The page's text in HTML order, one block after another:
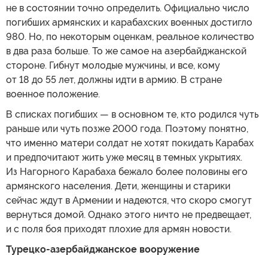
не в состоянии точно определить. Официально число
погибших армянских и карабахских военных достигло
980. Но, по некоторым оценкам, реальное количество
в два раза больше. То же самое на азербайджанской
стороне. Гибнут молодые мужчины, и все, кому
от 18 до 55 лет, должны идти в армию. В стране
военное положение.
В списках погибших — в основном те, кто родился чуть
раньше или чуть позже 2000 года. Поэтому понятно,
что именно матери солдат не хотят покидать Карабах
и предпочитают жить уже месяц в темных укрытиях.
Из Нагорного Карабаха бежало более половины его
армянского населения. Дети, женщины и старики
сейчас ждут в Армении и надеются, что скоро смогут
вернуться домой. Однако этого ничто не предвещает,
и с поля боя приходят плохие для армян новости.
Турецко-азербайджанское вооружение